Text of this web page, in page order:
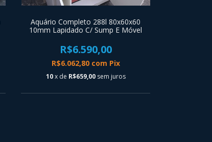
Aquário Completo 288l 80x60x60
10mm Lapidado C/ Sump E Móvel
R$6.590,00
R$6.062,80 com Pix
10 x de R$659,00 sem juros